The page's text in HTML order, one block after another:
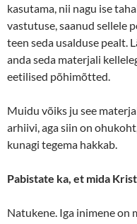
kasutama, nii nagu ise
vastutuse, saanud sellele
teen seda usalduse pealt.
anda seda materjali
eetilised põhimõtted.
Muidu võiks ju see
arhiivi, aga siin on
kunagi tegema hakkab.
Pabistate ka, et mida
Natukene. Iga inimene on